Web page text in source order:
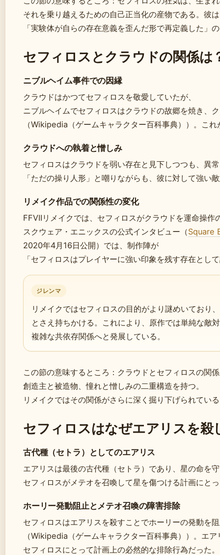
それを乗り越えるための自己正当化の産物である。彼
「実験体が自らの存在意義を歪んだ形で再定義した」
セフィロスとクラウドの関係は
ニブルヘイム事件での因縁
クラウドはかつてセフィロスを敬愛していたが、
ニブルヘイムでセフィロスはクラウドの故郷を焼き、
（Wikipedia（ゲームキャラクター百科事典））。こ
クラウドへの執着と憎しみ
セフィロスはクラウドを弱い存在と見下しつつも、異
「ただの操り人形」と嘲りながらも、彼に対して強い
リメイク作品での関係性の変化
FFVIIリメイクでは、セフィロスがクラウドを運命操
スクウェア・エニックスの公式インタビュー（Square
2020年4月16日公開）では、制作陣が
「セフィロスはプレイヤーに強い印象を残す存在とし
ジレンマ
リメイクではセフィロスの目的がより謎めいており
とさえ持ちかける。これにより、原作では単純な敵
複雑な共依存関係へと発展している。
この節の意味するところ：クラウドとセフィロスの関
創造主と被造物、憧れと憎しみの二重構造を持つ。
リメイクではその関係がさらに深く掘り下げられてい
セフィロスはなぜエアリスを殺
古代種（セトラ）としてのエアリス
エアリスは最後の古代種（セトラ）であり、星の命を
セフィロスがメテオを召喚して星を傷つける計画にと
ホーリー発動阻止とメテオ召喚の障害排除
セフィロスはエアリスを殺すことでホーリーの発動を
（Wikipedia（ゲームキャラクター百科事典））。エ
セフィロスにとって計画上の必然的な排除行為だった。